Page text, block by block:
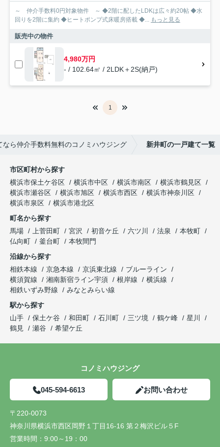
～ 仲介手数料0円対象物件 ～ ◆2階に配したLDKは広々約20帖 ◆水
回りを2階に集約 ◆ヒートポンプ式床暖房搭載 ◆... もっと見る
販売中の物件
4,980万円
- / 102.64㎡ / 2LDK＋2S(納戸)
1
ら仲介手数料無料のコノミハウジング 新井町の一戸建て一覧
市区町村から探す
横浜市保土ケ谷区
横浜市中区 横浜市南区
横浜市鶴見区
横浜市瀬谷区
横浜市旭区 横浜市西区
横浜市神奈川区
横浜市泉区
横浜市港北区
町名から探す
馬場
上菅田町 宮沢 初音ケ丘 六ツ川 法泉
本牧町
仏向町
釜台町
本牧間門
沿線から探す
相鉄本線
京急本線 京浜東北線
ブルーライン
横須賀線
湘南新宿ライン宇須 根岸線
横浜線
相鉄いずみ野線
みなとみらい線
駅から探す
山手
保土ケ谷 和田町 石川町 三ツ境 鶴ケ峰
星川
鶴見
瀬谷 希望ケ丘
コノミハウジング
045-594-6613 お問い合わせ
〒220-0073
神奈川県横浜市西区岡野１丁目16-16 第２梅沢ビル５F
営業時間： 9:00～19：00